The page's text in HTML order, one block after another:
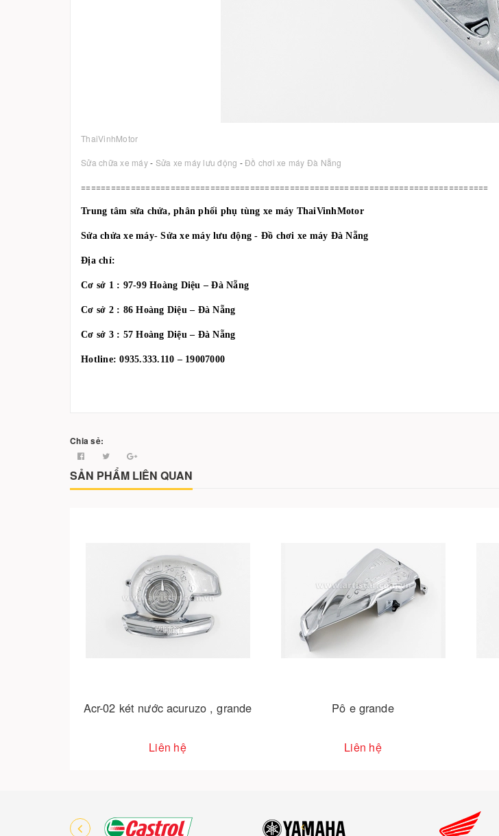
ThaiVinhMotor
Sửa chữa xe máy- Sửa xe máy lưu động -Đồ chơi xe máy Đà Nẵng
==================================================================================
Trung tâm sửa chửa, phân phối phụ tùng xe máy ThaiVinhMotor
Sửa chửa xe máy- Sửa xe máy lưu động - Đồ chơi xe máy Đà Nẵng
Địa chỉ:
Cơ sở 1 : 97-99 Hoàng Diệu – Đà Nẵng
Cơ sở 2 : 86 Hoàng Diệu – Đà Nẵng
Cơ sở 3 : 57 Hoàng Diệu – Đà Nẵng
Hotline: 0935.333.110 – 19007000
Chia sẻ:
SẢN PHẨM LIÊN QUAN
Acr-02 két nước acuruzo , grande
Liên hệ
Pô e grande
Liên hệ